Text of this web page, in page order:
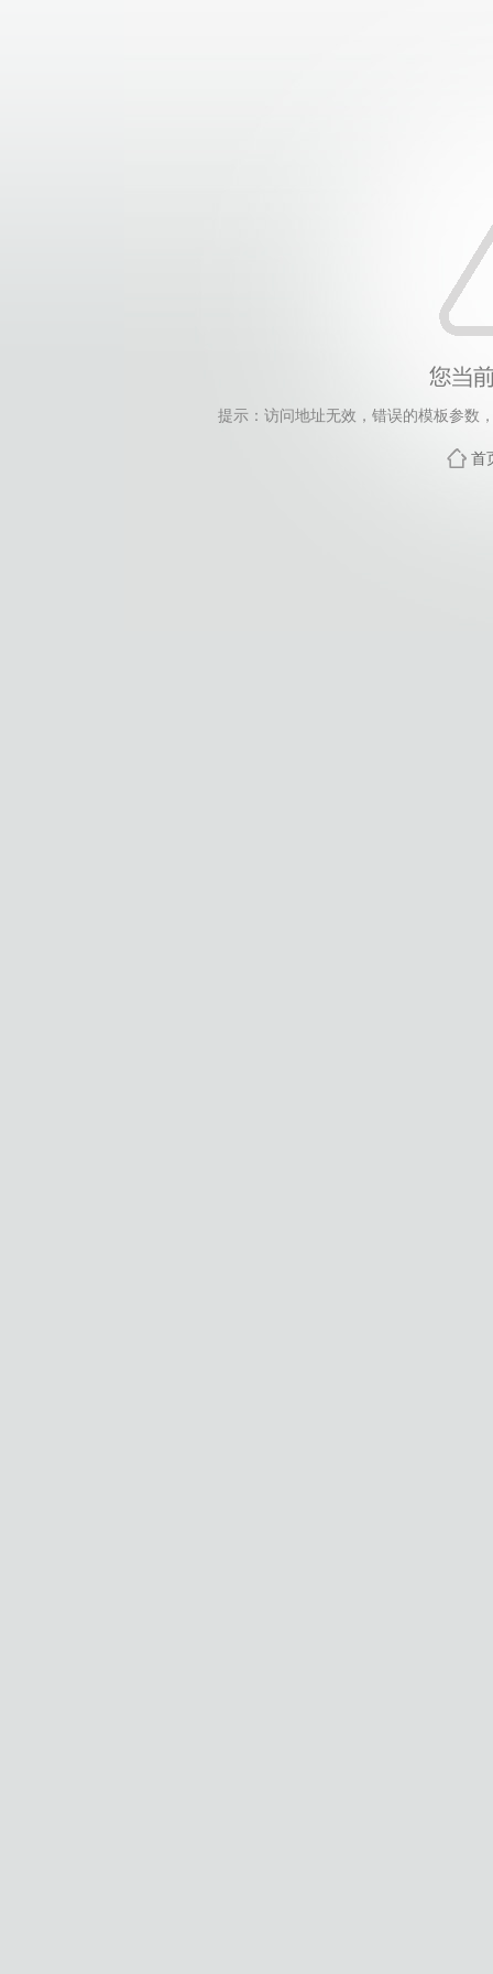
提示：访问地址无效，错误的模板参数
首